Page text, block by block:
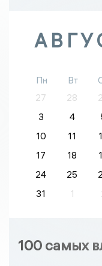
Пн Вт
27
28
3
4
10
11
17
18
24
25
31
1
100 самых